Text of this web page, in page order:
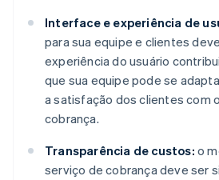
Interface e experiência de
para sua equipe e clientes
experiência do usuário
que sua equipe pode se
a satisfação dos clientes com
cobrança.
Transparência de custos: o
serviço de cobrança deve ser